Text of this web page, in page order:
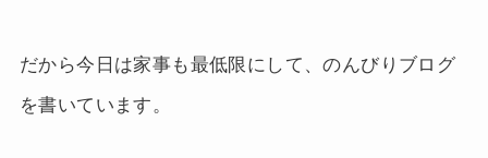
だから今日は家事も最低限にして、のんびりブログ
を書いています。